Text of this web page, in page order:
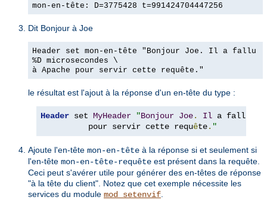
mon-en-tête: D=3775428 t=991424704447256
Dit Bonjour à Joe
Header set mon-en-tête "Bonjour Joe. Il a fallu
%D microsecondes \
à Apache pour servir cette requête."
le résultat est l'ajout à la réponse d'un en-tête du type :
Header set MyHeader "Bonjour Joe. Il a fallu D
          pour servir cette requ
ête. "
Ajoute l'en-tête mon-en-tête à la réponse si et seulement si
l'en-tête mon-en-tête-requête est présent dans la requête.
Ceci peut s'avérer utile pour générer des en-têtes de réponse
"à la tête du client". Notez que cet exemple nécessite les
services du module mod_setenvif